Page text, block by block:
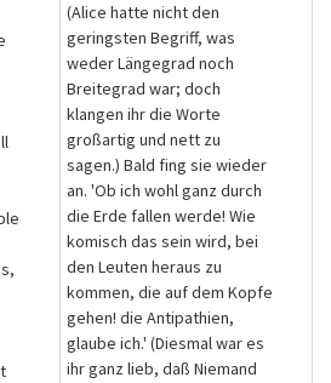
(Alice hatte nicht den
geringsten Begriff, was
weder Längegrad noch
Breitegrad war; doch
klangen ihr die Worte
großartig und nett zu
sagen.) Bald fing sie wieder
an. 'Ob ich wohl ganz durch
die Erde fallen werde! Wie
komisch das sein wird, bei
den Leuten heraus zu
kommen, die auf dem Kopfe
gehen! die Antipathien,
glaube ich.' (Diesmal war es
ihr ganz lieb, daß Niemand